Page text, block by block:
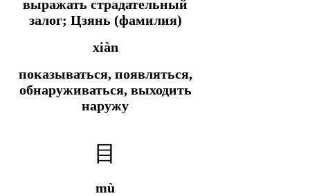
выражать страдательный
залог; Цзянь (фамилия)
xiàn
показываться, появляться,
обнаруживаться, выходить
наружу
目
mù